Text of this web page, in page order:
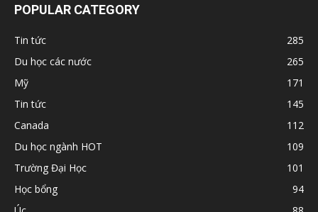
POPULAR CATEGORY
Tin tức
285
Du học các nước
265
Mỹ
171
Tin tức
145
Canada
112
Du học ngành HOT
109
Trường Đại Học
101
Học bổng
94